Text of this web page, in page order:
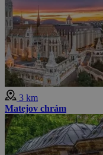
3 km
Matejov chrám